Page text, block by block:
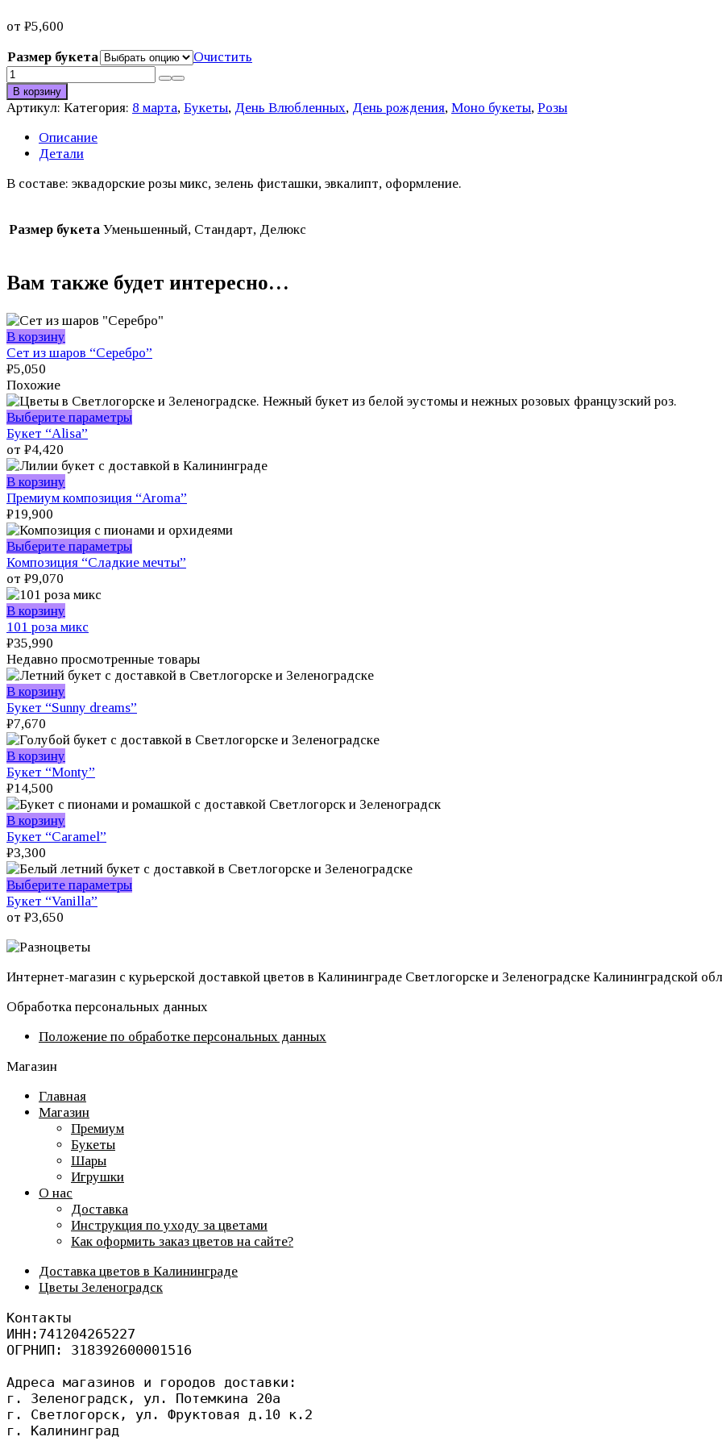
от ₽5,600
Размер букета
Очистить
Количество
товара
Букет
поцелуй"
В корзину
Артикул: Категория: 8 марта, Букеты, День Влюбленных, День рождения, Моно букеты, Розы
Описание
Детали
В составе: эквадорские розы микс, зелень фисташки, эвкалипт, оформление.
Размер букета Уменьшенный, Стандарт, Делюкс
Вам также будет интересно…
В корзину
Сет из шаров “Серебро”
₽5,050
Похожие
Выберите параметрыЭтот
несколько
Опции
выбрать
на
странице
Букет “Alisa”
от ₽4,420
В корзину
Премиум композиция “Aroma”
₽19,900
Выберите параметрыЭтот
товар
выбрать
на
товара.
Композиция “Сладкие мечты”
от ₽9,070
В корзину
101 роза микс
₽35,990
Недавно просмотренные товары
В корзину
Букет “Sunny dreams”
₽7,670
В корзину
Букет “Monty”
₽14,500
В корзину
Букет “Caramel”
₽3,300
Выберите параметрыЭтот
можно
на
странице
товара.
Букет “Vanilla”
от ₽3,650
Интернет-магазин с курьерской доставкой цветов в Калининграде Светлогорске и Зеленоградске Калининградской
Обработка персональных данных
Положение по обработке персональных данных
Магазин
Главная
Магазин
Премиум
Букеты
Шары
Игрушки
О нас
Доставка
Инструкция по уходу за цветами
Как оформить заказ цветов на сайте?
Доставка цветов в Калининграде
Цветы Зеленоградск
Контакты
ИНН:741204265227
ОГРНИП: 318392600001516
Адреса магазинов и городов доставки:
г. Зеленоградск, ул. Потемкина 20а
г. Светлогорск, ул. Фруктовая д.10 к.2
г. Калининград